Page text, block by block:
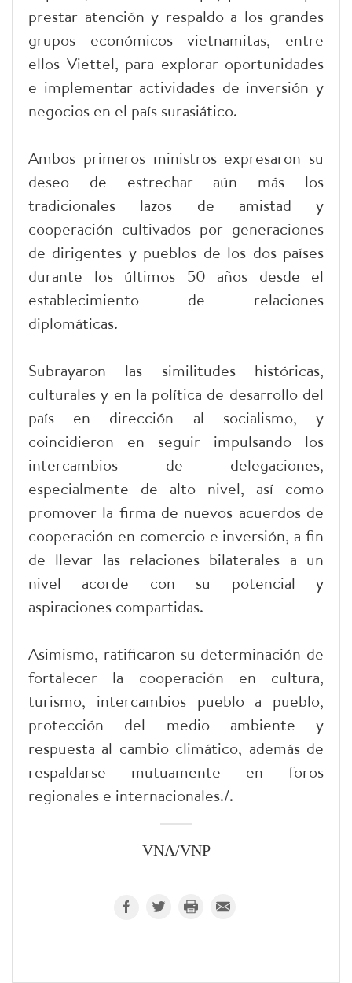
prestar atención y respaldo a los grandes
grupos económicos vietnamitas, entre
ellos Viettel, para explorar oportunidades
e implementar actividades de inversión y
negocios en el país surasiático.
Ambos primeros ministros expresaron su
deseo de estrechar aún más los
tradicionales lazos de amistad y
cooperación cultivados por generaciones
de dirigentes y pueblos de los dos países
durante los últimos 50 años desde el
establecimiento de relaciones
diplomáticas.
Subrayaron las similitudes históricas,
culturales y en la política de desarrollo del
país en dirección al socialismo, y
coincidieron en seguir impulsando los
intercambios de delegaciones,
especialmente de alto nivel, así como
promover la firma de nuevos acuerdos de
cooperación en comercio e inversión, a fin
de llevar las relaciones bilaterales a un
nivel acorde con su potencial y
aspiraciones compartidas.
Asimismo, ratificaron su determinación de
fortalecer la cooperación en cultura,
turismo, intercambios pueblo a pueblo,
protección del medio ambiente y
respuesta al cambio climático, además de
respaldarse mutuamente en foros
regionales e internacionales./.
VNA/VNP